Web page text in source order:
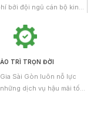
bởi đội ngũ cán bộ kinh
chuyên môn và nhiều
kinh nghiệm làm việc.
TRÌ TRỌN ĐỜI
Sài Gòn luôn nỗ lực
dịch vụ hậu mãi tốt